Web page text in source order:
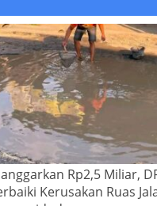
Rp2,5 Miliar,
Kerusakan Ruas